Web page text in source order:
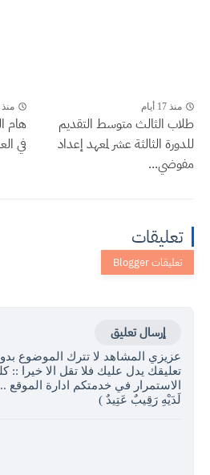
منذ 17 أيام
طلاب الثالث متوسط التقديم
للدورة الثالثة عشر لمعهد إعداد
مفوضي...
منذ 21 أيام
هام
في
تعليقات
إرسال تعليق
عزيزي المشاهد لا تترك الموضوع
تعليقك يدل عليك فلا تقل الا خيرا ::
الاستمرار في خدمتكم ادارة الموقع
لَدَيْهِ رَقِيبٌ عَتِيدٌ )